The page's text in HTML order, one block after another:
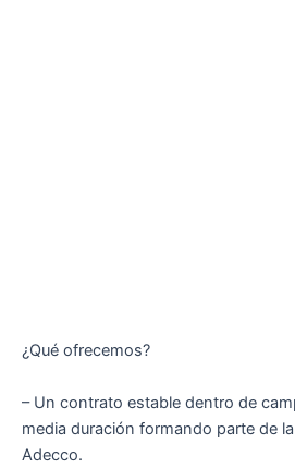
¿Qué ofrecemos?
– Un contrato estable dentro de
media duración formando parte de
Adecco.